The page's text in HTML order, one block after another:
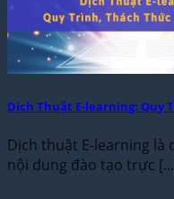
Dịch Thuật E-learning: Quy
Dịch thuật E-learning
nội dung đào tạo trực